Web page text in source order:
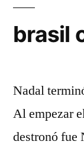
brasil
Nadal
Al empezar
destronó fue